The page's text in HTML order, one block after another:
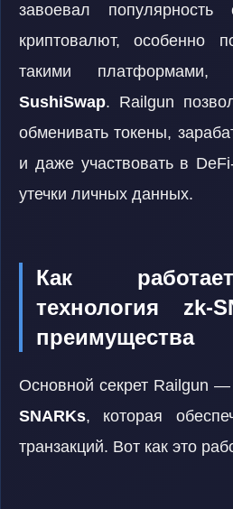
завоевал популярность
криптовалют, особенно
такими
SushiSwap. Railgun
обменивать токены,
и даже участвовать в
утечки личных данных.
Как
технология zk-
преимущества
Основной секрет Railgun
SNARKs, которая
транзакций. Вот как это